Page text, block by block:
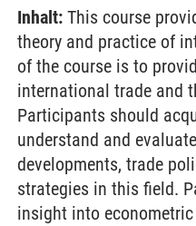
Inhalt: This course
theory and practice of
of the course is to
international trade and
Participants should
understand and
developments, trade
strategies in this field.
insight into